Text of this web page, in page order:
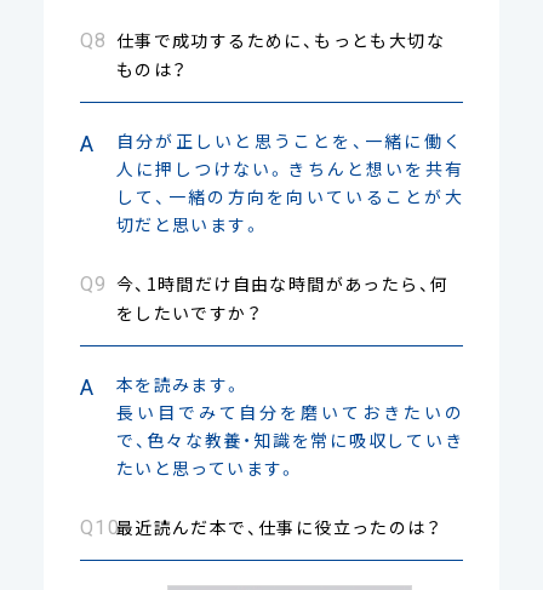
仕事で成功するために、もっとも大切な
ものは？
自分が正しいと思うことを、一緒に働く
人に押しつけない。きちんと想いを共有
して、一緒の方向を向いていることが大
切だと思います。
今、1時間だけ自由な時間があったら、何
をしたいですか？
本を読みます。
長い目でみて自分を磨いておきたいの
で、色々な教養・知識を常に吸収していき
たいと思っています。
最近読んだ本で、仕事に役立ったのは？